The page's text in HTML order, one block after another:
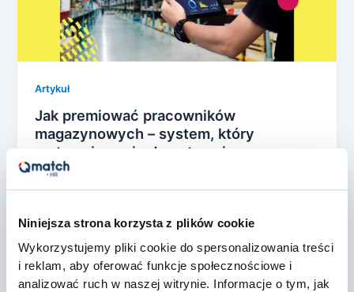
Niniejsza strona korzysta z plików cookie
Wykorzystujemy pliki cookie do spersonalizowania treści
i reklam, aby oferować funkcje społecznościowe i
analizować ruch w naszej witrynie. Informacje o tym, jak
Artykuł
Jak premiować pracowników
magazynowych – system, który
motywuje, a nie demotywuje
konrad rozwarski
pozostaje jednym z bardziej niedoszacowanych
tematów w polityce wynagrodzeń firm
logistycznych i produkcyjno-magazynowych. Z
naszej praktyki projektowej […]